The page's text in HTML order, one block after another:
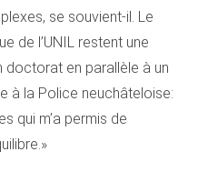
se souvient-il. Le
de l’UNIL restent une
doctorat en parallèle à un
à la Police neuchâteloise:
qui m’a permis de